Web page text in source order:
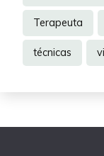
Terapeuta
técnicas